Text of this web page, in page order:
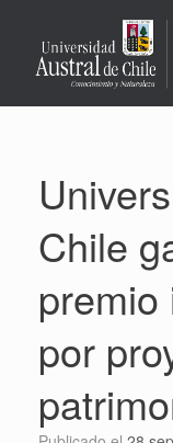
contenido
Chile
premio
por